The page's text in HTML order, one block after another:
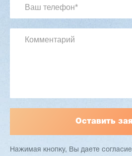
Артикул: 2497
Станок проходного типа
Нажимая кнопку, Вы даете согласие